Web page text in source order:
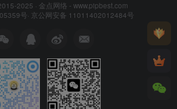
2025 · 金点网络 - www.pipbest.com
号· 京公网安备 11011402012484号